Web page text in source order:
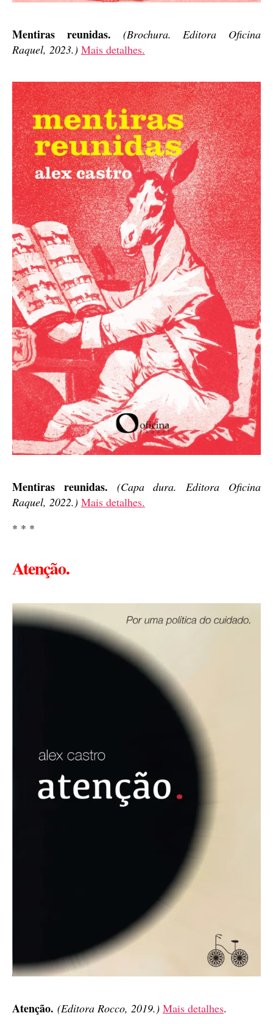
Mentiras reunidas.
(Brochura. Editora Oficina
Raquel, 2023.) Mais detalhes.
Mentiras reunidas.
(Capa dura. Editora Oficina
Raquel, 2022.) Mais detalhes.
* * *
Atenção.
Atenção. (Editora Rocco, 2019.) Mais detalhes.